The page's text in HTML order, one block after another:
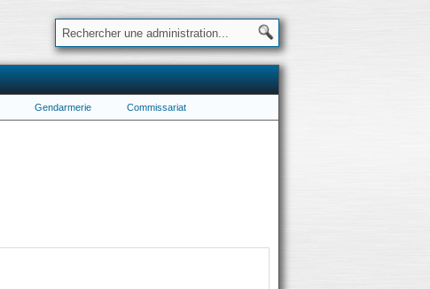
Gendarmerie Commissariat